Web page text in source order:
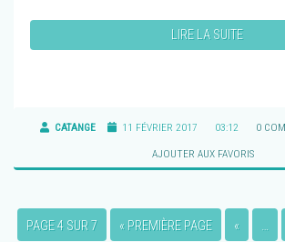
LIRE LA SUITE
CATANGE 11 FÉVRIER 2017 03:12 0
AJOUTER AUX FAVORIS
PAGE 4 SUR 7 « PREMIÈRE PAGE « …